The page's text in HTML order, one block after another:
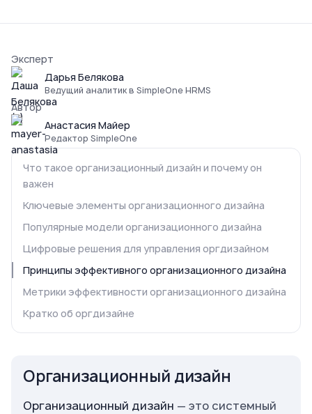
Организационный дизайн
Организационный дизайн — это системный
Эксперт
Дарья Белякова
Ведущий аналитик в SimpleOne HRMS
Автор
Анастасия Майер
Редактор SimpleOne
Что такое организационный дизайн и почему он
важен
Ключевые элементы организационного дизайна
Популярные модели организационного дизайна
Цифровые решения для управления оргдизайном
Принципы эффективного организационного дизайна
Метрики эффективности организационного дизайна
Кратко об оргдизайне